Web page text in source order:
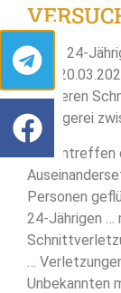
► Ein 24-
dem
schweren
Schlägerei
Bei
Personen
24-Jährigen …
…
Unbekannten